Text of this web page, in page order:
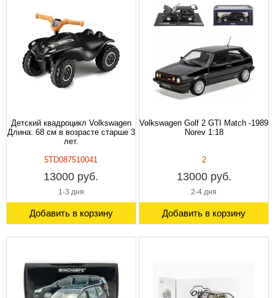
Детский квадроцикл Volkswagen
Длина: 68 см в возрасте старше 3
лет.
5TD087510041
13000 руб.
1-3 дня
Добавить в корзину
Volkswagen Golf 2 GTI Match -1989
Norev 1:18
2
13000 руб.
2-4 дня
Добавить в корзину